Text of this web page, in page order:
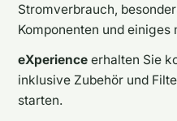
Stromverbrauch,
Komponenten und einiges
eXperience erhalten Sie
inklusive Zubehör und
starten.